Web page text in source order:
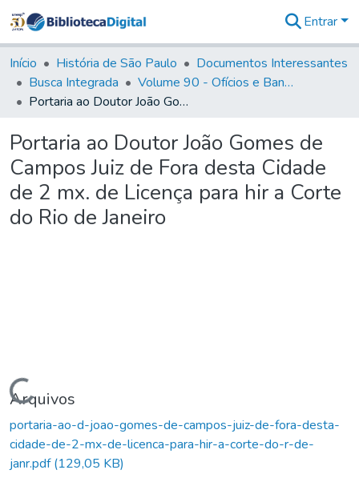
&
Coleções
Tudo na
Biblioteca
Estatísticas
Entrar
Início História de São Paulo
Documentos Interessantes
Busca Integrada
Volume 90 - Ofícios e Bandos do Capitão General, Conde de Palma, aos funcionários da Capitania (1814- 1817)
Portaria ao Doutor João Gomes de Campos Juiz de Fora desta Cidade de 2 mx. de Licença para hir a Corte do Rio de Janeiro
Portaria ao Doutor João Gomes de
Campos Juiz de Fora desta Cidade
de 2 mx. de Licença para hir a Corte
do Rio de Janeiro
Carregando...
Arquivos
portaria-ao-d-joao-gomes-de-campos-juiz-de-fora-desta-
cidade-de-2-mx-de-licenca-para-hir-a-corte-do-r-de-
janr.pdf(129,05 KB)